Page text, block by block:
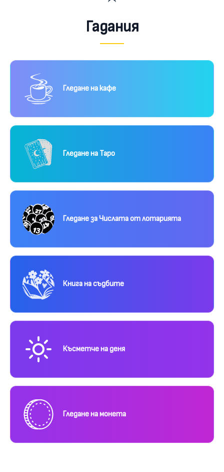
Гадания
Гледане на кафе
Гледане на Таро
Гледане за Числата от лотарията
Книга на съдбите
Късметче на деня
Гледане на монета